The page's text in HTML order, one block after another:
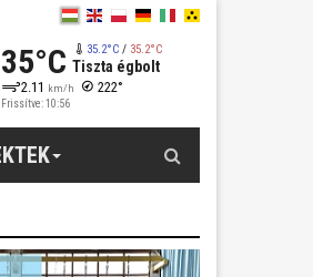
35°C 35.2°C/ 35.2°C
Tiszta égbolt
2.11 km/h 222°
Frissítve: 10:56